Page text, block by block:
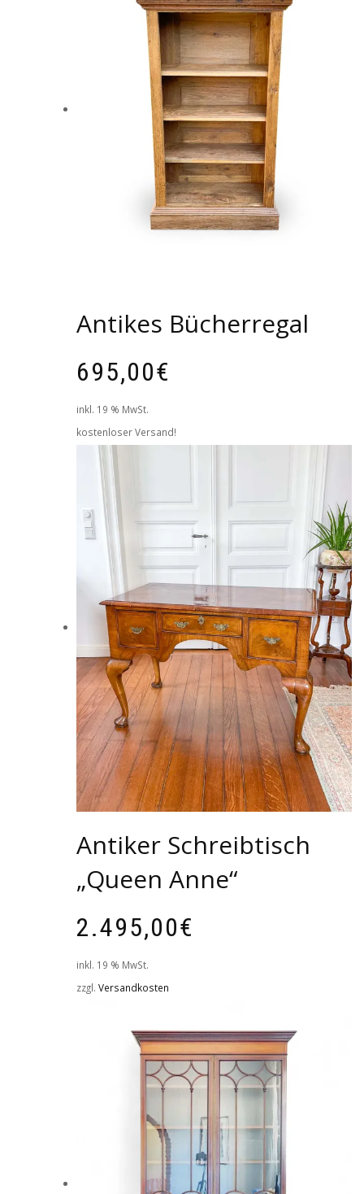
Antikes Bücherregal
695,00€
inkl. 19 % MwSt.
kostenloser Versand!
Antiker Schreibtisch
„Queen Anne“
2.495,00€
inkl. 19 % MwSt.
zzgl. Versandkosten